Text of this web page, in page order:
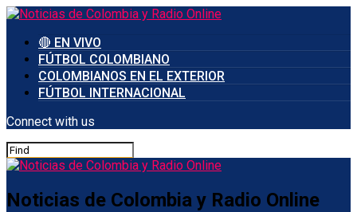
🔴 EN VIVO
FÚTBOL COLOMBIANO
COLOMBIANOS EN EL EXTERIOR
FÚTBOL INTERNACIONAL
Connect with us
Noticias de Colombia y Radio Online